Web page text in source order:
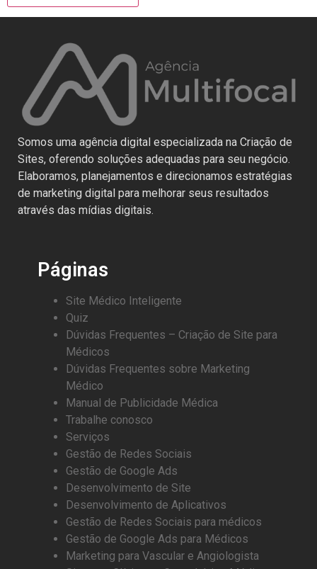
Somos uma agência digital especializada na Criação de
Sites, oferendo soluções adequadas para seu negócio.
Elaboramos, planejamentos e direcionamos estratégias
de marketing digital para melhorar seus resultados
através das mídias digitais.
Páginas
Site Médico Inteligente
Quiz
Dúvidas Frequentes – Criação de Site para
Médicos
Dúvidas Frequentes sobre Marketing
Médico
Manual de Publicidade Médica
Trabalhe conosco
Serviços
Gestão de Redes Sociais
Gestão de Google Ads
Desenvolvimento de Site
Desenvolvimento de Aplicativos
Gestão de Redes Sociais para médicos
Gestão de Google Ads para Médicos
Marketing para Vascular e Angiologista